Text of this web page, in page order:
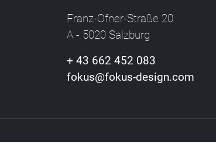
Franz-Ofner-Straße 20
A - 5020 Salzburg
+ 43 662 452 083
fokus@fokus-design.com